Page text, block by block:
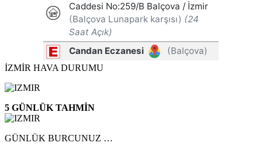
İZMİR HAVA DURUMU
5 GÜNLÜK TAHMİN
GÜNLÜK BURCUNUZ …